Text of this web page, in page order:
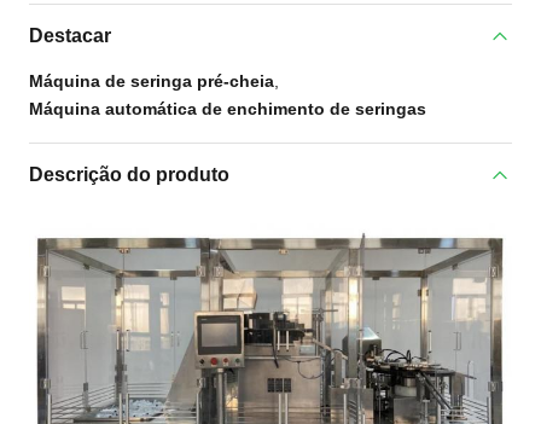
Destacar
Máquina de seringa pré-cheia
Máquina automática de enchimento de seringas
Descrição do produto